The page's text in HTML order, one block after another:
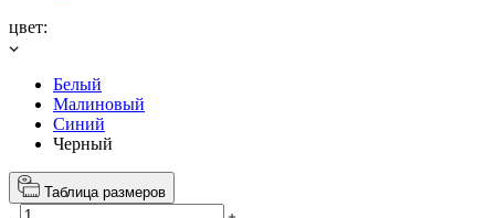
цвет:
Белый
Малиновый
Синий
Черный
Таблица размеров